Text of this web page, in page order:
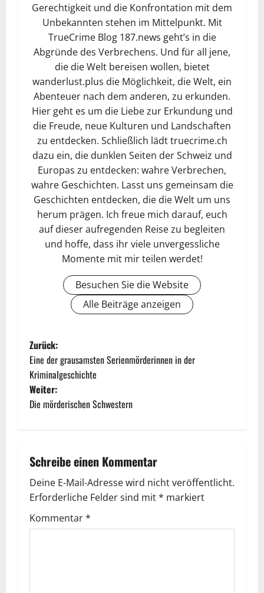
Gerechtigkeit und die Konfrontation mit dem
Unbekannten stehen im Mittelpunkt. Mit
TrueCrime Blog 187.news geht’s in die
Abgründe des Verbrechens. Und für all jene,
die die Welt bereisen wollen, bietet
wanderlust.plus die Möglichkeit, die Welt, ein
Abenteuer nach dem anderen, zu erkunden.
Hier geht es um die Liebe zur Erkundung und
die Freude, neue Kulturen und Landschaften
zu entdecken. Schließlich lädt truecrime.ch
dazu ein, die dunklen Seiten der Schweiz und
Europas zu entdecken: wahre Verbrechen,
wahre Geschichten. Lasst uns gemeinsam die
Geschichten entdecken, die die Welt um uns
herum prägen. Ich freue mich darauf, euch
auf dieser aufregenden Reise zu begleiten
und hoffe, dass ihr viele unvergessliche
Momente mit mir teilen werdet!
Besuchen Sie die Website
Alle Beiträge anzeigen
Zurück:
Eine der grausamsten Serienmörderinnen in der
Kriminalgeschichte
Weiter:
Die mörderischen Schwestern
Schreibe einen Kommentar
Deine E-Mail-Adresse wird nicht veröffentlicht.
Erforderliche Felder sind mit* markiert
Kommentar*